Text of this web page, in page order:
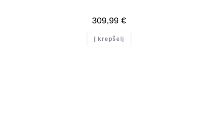
309,99 €
Į krepšelį